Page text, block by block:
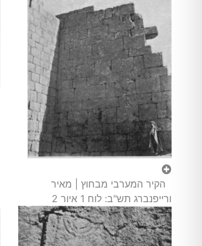
הקיר המערבי מבחוץ | מאיר
ורייפנברג תש"ב: לוח 1 איור 2